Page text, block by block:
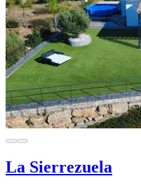
La Sierrezuela